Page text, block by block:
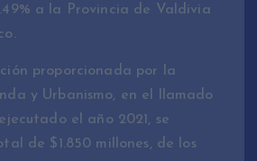
a la Provincia de Valdivia
proporcionada por la
y Urbanismo, en el llamado
el año 2021, se
de $1.850 millones, de los